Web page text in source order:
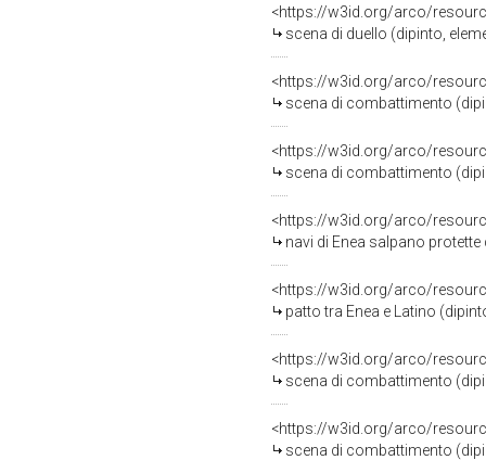
<https://w3id.org/arco/
scena di duello (dipinto,
<https://w3id.org/arco/
scena di combattimento
<https://w3id.org/arco/
scena di combattimento
<https://w3id.org/arco/
navi di Enea salpano protette
<https://w3id.org/arco/
patto tra Enea e Latino
<https://w3id.org/arco/
scena di combattimento
<https://w3id.org/arco/
scena di combattimento